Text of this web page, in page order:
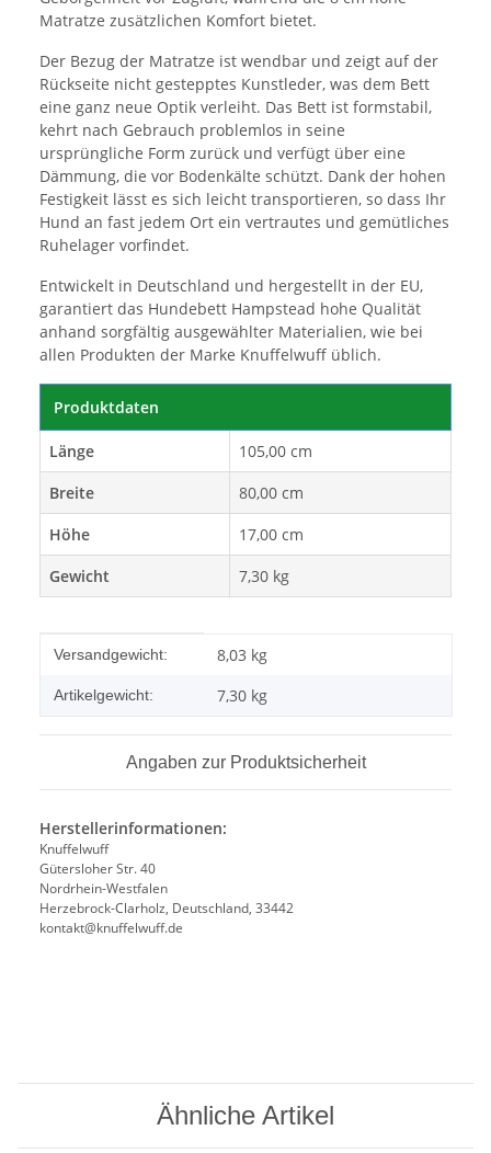
Matratze zusätzlichen Komfort bietet.
Der Bezug der Matratze ist wendbar und zeigt auf der
Rückseite nicht gestepptes Kunstleder, was dem Bett
eine ganz neue Optik verleiht. Das Bett ist formstabil,
kehrt nach Gebrauch problemlos in seine
ursprüngliche Form zurück und verfügt über eine
Dämmung, die vor Bodenkälte schützt. Dank der hohen
Festigkeit lässt es sich leicht transportieren, so dass Ihr
Hund an fast jedem Ort ein vertrautes und gemütliches
Ruhelager vorfindet.
Entwickelt in Deutschland und hergestellt in der EU,
garantiert das Hundebett Hampstead hohe Qualität
anhand sorgfältig ausgewählter Materialien, wie bei
allen Produkten der Marke Knuffelwuff üblich.
Produktdaten
Länge
105,00 cm
Breite
80,00 cm
Höhe
17,00 cm
Gewicht
7,30 kg
Produkteigenschaft
Wert
Versandgewicht: 8,03 kg
Artikelgewicht: 7,30 kg
Angaben zur Produktsicherheit
Herstellerinformationen:
Knuffelwuff
Gütersloher Str. 40
Nordrhein-Westfalen
Herzebrock-Clarholz, Deutschland, 33442
kontakt@knuffelwuff.de
Ähnliche Artikel